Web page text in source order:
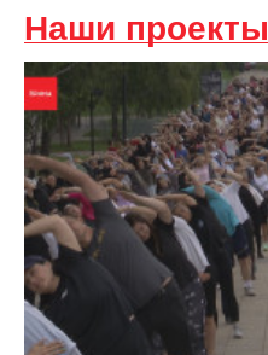
Наши проекты